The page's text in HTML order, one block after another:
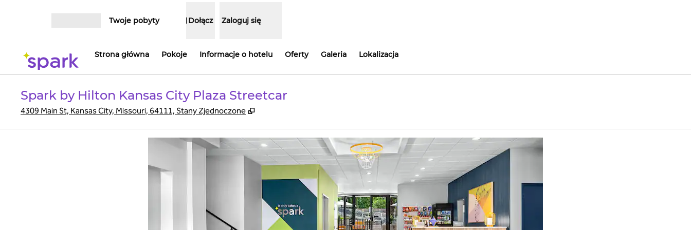
Twoje pobyty Dołącz Zaloguj się
Strona główna Pokoje Informacje o hotelu Oferty Galeria Lokalizacja
Spark by Hilton Kansas City Plaza Streetcar
4309 Main St, Kansas City, Missouri, 64111, Stany Zjednoczone ,